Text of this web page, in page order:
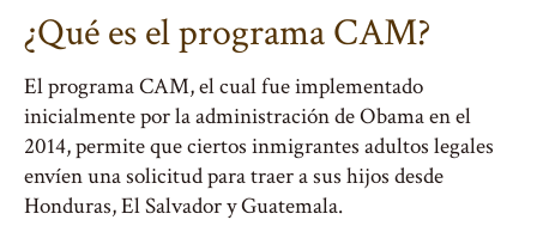
¿Qué es el programa CAM?
El programa CAM, el cual fue implementado
inicialmente por la administración de Obama en el
2014, permite que ciertos inmigrantes adultos legales
envíen una solicitud para traer a sus hijos desde
Honduras, El Salvador y Guatemala.